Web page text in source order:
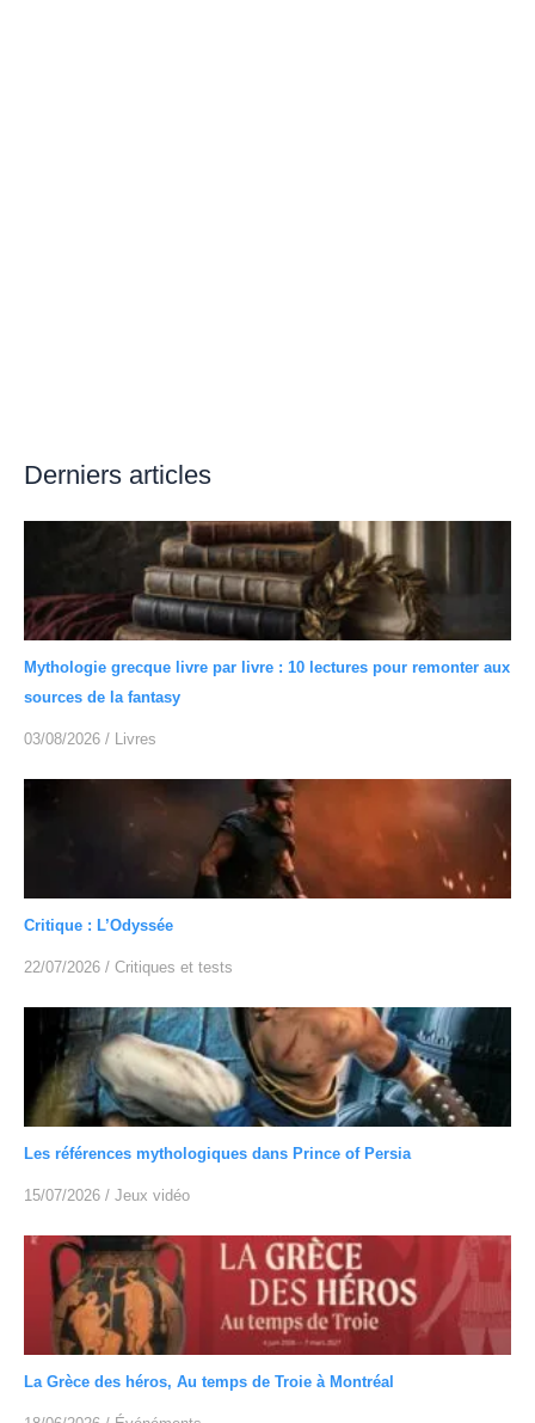
Derniers articles
Mythologie grecque livre par livre : 10 lectures pour remonter aux
sources de la fantasy
03/08/2026 / Livres
Critique : L’Odyssée
22/07/2026 / Critiques et tests
Les références mythologiques dans Prince of Persia
15/07/2026 / Jeux vidéo
La Grèce des héros, Au temps de Troie à Montréal